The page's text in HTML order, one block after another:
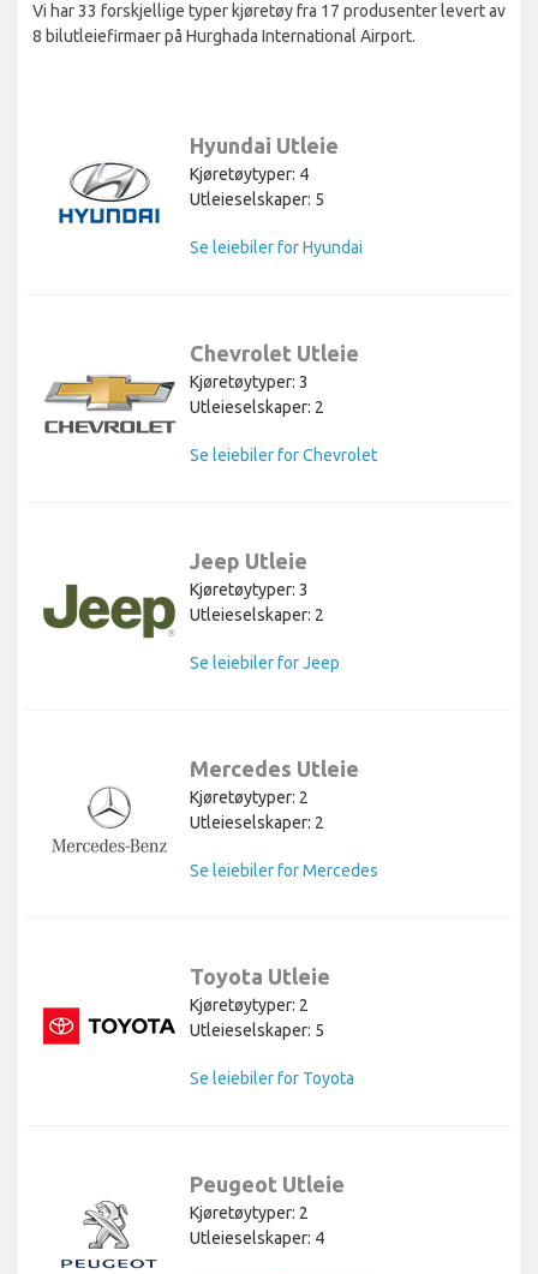
Vi har 33 forskjellige typer kjøretøy fra 17 produsenter levert av
8 bilutleiefirmaer på Hurghada International Airport.
Hyundai Utleie
Kjøretøytyper: 4
Utleieselskaper: 5
Se leiebiler for Hyundai
Chevrolet Utleie
Kjøretøytyper: 3
Utleieselskaper: 2
Se leiebiler for Chevrolet
Jeep Utleie
Kjøretøytyper: 3
Utleieselskaper: 2
Se leiebiler for Jeep
Mercedes Utleie
Kjøretøytyper: 2
Utleieselskaper: 2
Se leiebiler for Mercedes
Toyota Utleie
Kjøretøytyper: 2
Utleieselskaper: 5
Se leiebiler for Toyota
Peugeot Utleie
Kjøretøytyper: 2
Utleieselskaper: 4